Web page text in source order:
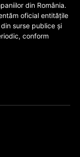
din România.
oficial entitățile
surse publice și
conform